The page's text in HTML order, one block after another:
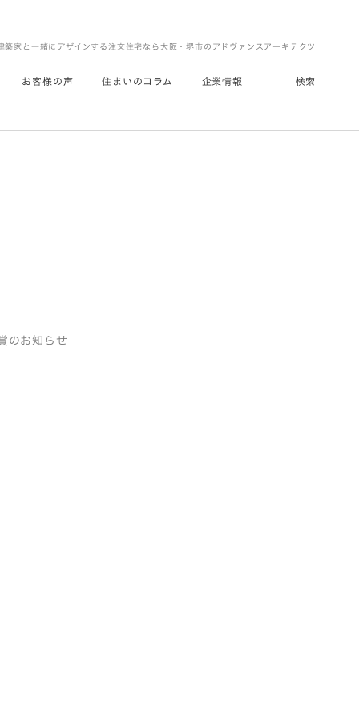
築家と一緒にデザインする注文住宅なら大阪・堺市のアドヴァンスアーキテクツ
お客様の声 住まいのコラム 企業情報 検索
のお知らせ